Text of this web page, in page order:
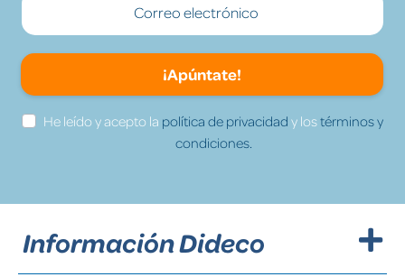
¡Apúntate!
He leído y acepto la política de privacidad y lostérminos y
condiciones.
Información Dideco